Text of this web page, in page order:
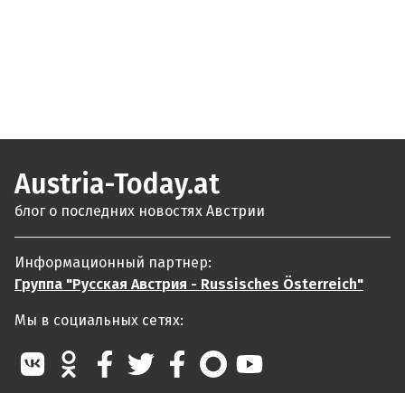
Austria-Today.at
блог о последних новостях Австрии
Информационный партнер:
Группа "Русская Австрия - Russisches Österreich"
Мы в социальных сетях: